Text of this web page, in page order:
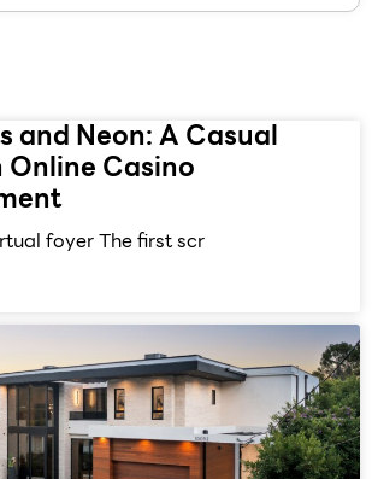
and Neon: A Casual
Online Casino
foyer The first scr